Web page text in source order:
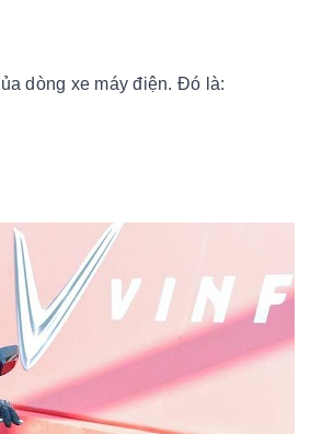
dòng xe máy điện. Đó là: